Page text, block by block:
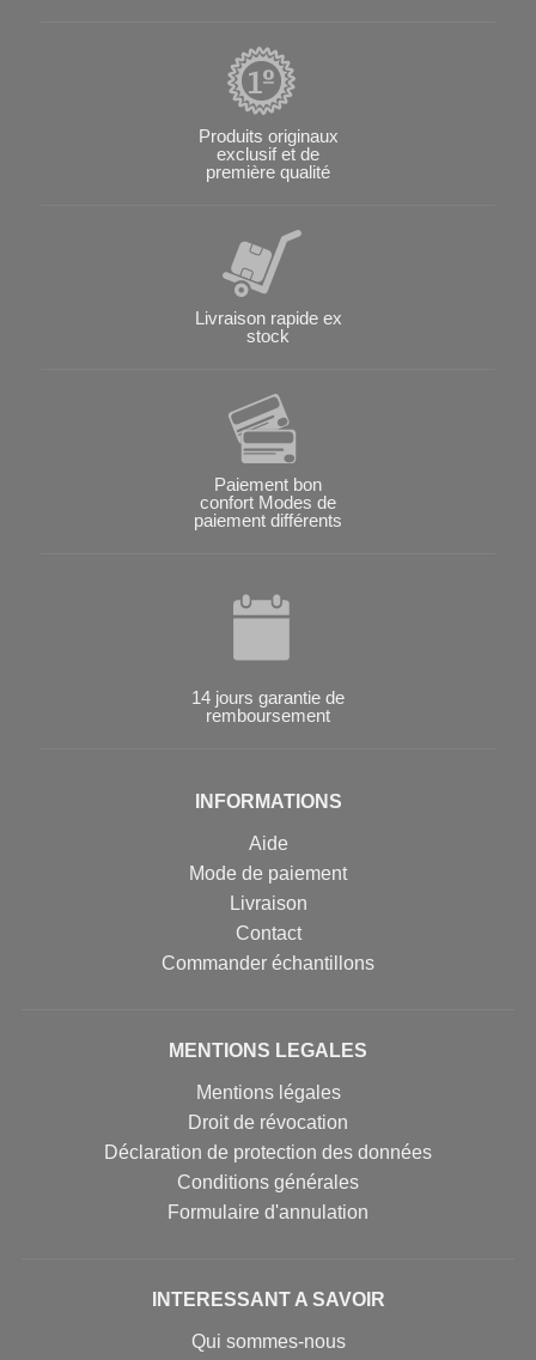
Produits originaux
exclusif et de
première qualité
Livraison rapide ex
stock
Paiement bon
confort Modes de
paiement différents
14 jours garantie de
remboursement
INFORMATIONS
Aide
Mode de paiement
Livraison
Contact
Commander échantillons
MENTIONS LEGALES
Mentions légales
Droit de révocation
Déclaration de protection des données
Conditions générales
Formulaire d'annulation
INTERESSANT A SAVOIR
Qui sommes-nous